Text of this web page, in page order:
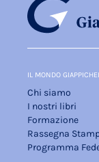
IL MONDO
Chi siamo
I nostri libri
Formazione
Rassegna
Programma